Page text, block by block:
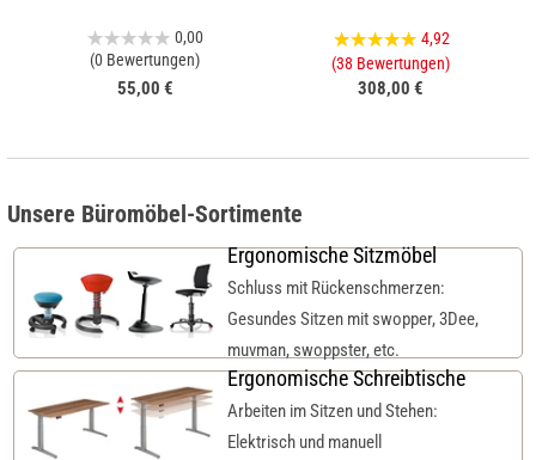
0,00
(0 Bewertungen)
55,00 €
4,92
(38 Bewertungen)
308,00 €
Unsere Büromöbel-Sortimente
Ergonomische Sitzmöbel
Schluss mit Rückenschmerzen:
Gesundes Sitzen mit swopper, 3Dee,
muvman, swoppster, etc.
Ergonomische Schreibtische
Arbeiten im Sitzen und Stehen:
Elektrisch und manuell